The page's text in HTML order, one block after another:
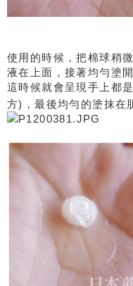
使用的時候，把棉球稍
液在上面，接著均勻塗
這時候就會呈現手上都
方)，最後均勻的塗抹在